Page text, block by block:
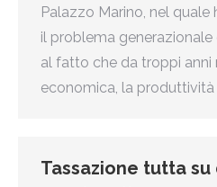
Palazzo Marino, nel
il problema generazionale
al fatto che da troppi anni
economica, la produttività
Tassazione tutta